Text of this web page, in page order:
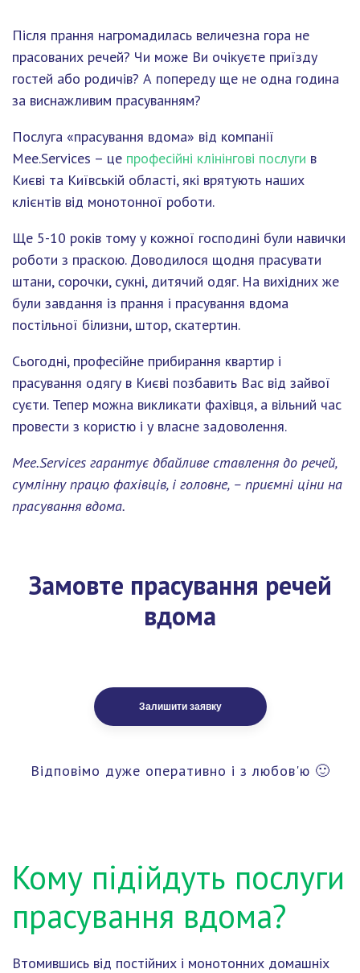
Після прання нагромадилась величезна гора не
прасованих речей? Чи може Ви очікуєте приїзду
гостей або родичів? А попереду ще не одна година
за виснажливим прасуванням?
Послуга «прасування вдома» від компанії
Mee.Services – це професійні клінінгові послуги в
Києві та Київській області, які врятують наших
клієнтів від монотонної роботи.
Ще 5-10 років тому у кожної господині були навички
роботи з праскою. Доводилося щодня прасувати
штани, сорочки, сукні, дитячий одяг. На вихідних же
були завдання із прання і прасування вдома
постільної білизни, штор, скатертин.
Сьогодні, професійне прибирання квартир і
прасування одягу в Києві позбавить Вас від зайвої
суєти. Тепер можна викликати фахівця, а вільний час
провести з користю і у власне задоволення.
Mee.Services гарантує дбайливе ставлення до речей,
сумлінну працю фахівців, і головне, – приємні ціни на
прасування вдома.
Замовте прасування речей
вдома
Залишити заявку
Відповімо дуже оперативно і з любов'ю 🙂
Кому підійдуть послуги
прасування вдома?
Втомившись від постійних і монотонних домашніх